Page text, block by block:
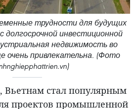
трудности для будущих
долгосрочной инвестиционной
недвижимость во
очень привлекательна. (Фото
Вьетнам стал популярным
проектов промышленной